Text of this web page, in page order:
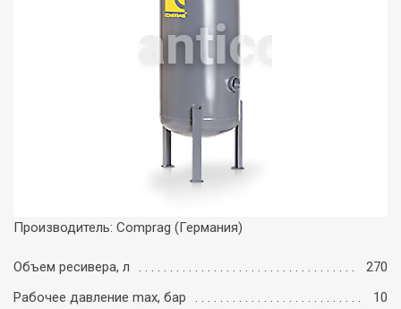
Производитель: Comprag (Германия)
Объем ресивера, л
270
Рабочее давление maх, бар
10